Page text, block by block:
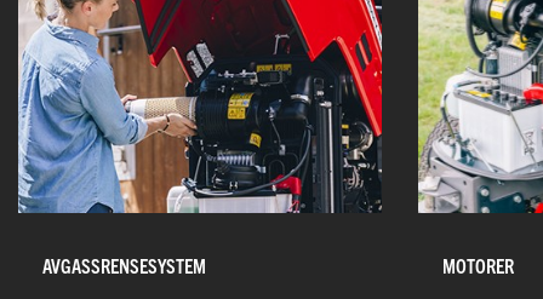
AVGASSRENSESYSTEM
MOTORER